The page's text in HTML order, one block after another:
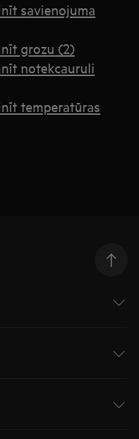
savienojuma
grozu (2)
notekcauruli
temperatūras